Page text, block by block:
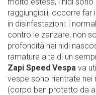
raggiungibili, occorre far
in disinfestazioni: i
contro le zanzare, non
profondità nei nidi
ramature alte di un
Zapi Speed Vespa va
vespe sono rientrate
(corpo ben protetto da